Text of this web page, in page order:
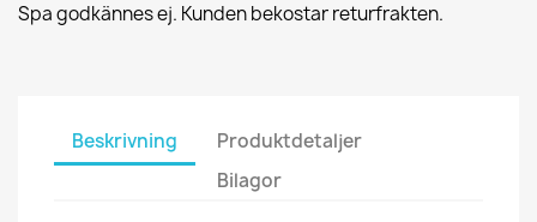
Spa godkännes ej. Kunden bekostar returfrakten.
Beskrivning
Produktdetaljer
Bilagor